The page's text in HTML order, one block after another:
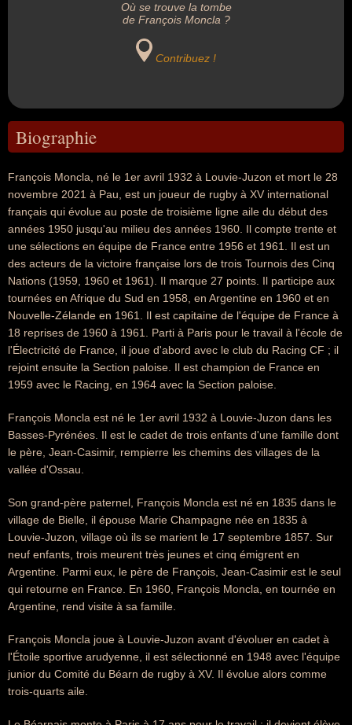
Où se trouve la tombe
de François Moncla ?
Contribuez !
Biographie
François Moncla, né le 1er avril 1932 à Louvie-Juzon et mort le 28
novembre 2021 à Pau, est un joueur de rugby à XV international
français qui évolue au poste de troisième ligne aile du début des
années 1950 jusqu'au milieu des années 1960. Il compte trente et
une sélections en équipe de France entre 1956 et 1961. Il est un
des acteurs de la victoire française lors de trois Tournois des Cinq
Nations (1959, 1960 et 1961). Il marque 27 points. Il participe aux
tournées en Afrique du Sud en 1958, en Argentine en 1960 et en
Nouvelle-Zélande en 1961. Il est capitaine de l'équipe de France à
18 reprises de 1960 à 1961. Parti à Paris pour le travail à l'école de
l'Électricité de France, il joue d'abord avec le club du Racing CF ; il
rejoint ensuite la Section paloise. Il est champion de France en
1959 avec le Racing, en 1964 avec la Section paloise.
François Moncla est né le 1er avril 1932 à Louvie-Juzon dans les
Basses-Pyrénées. Il est le cadet de trois enfants d'une famille dont
le père, Jean-Casimir, rempierre les chemins des villages de la
vallée d'Ossau.
Son grand-père paternel, François Moncla est né en 1835 dans le
village de Bielle, il épouse Marie Champagne née en 1835 à
Louvie-Juzon, village où ils se marient le 17 septembre 1857. Sur
neuf enfants, trois meurent très jeunes et cinq émigrent en
Argentine. Parmi eux, le père de François, Jean-Casimir est le seul
qui retourne en France. En 1960, François Moncla, en tournée en
Argentine, rend visite à sa famille.
François Moncla joue à Louvie-Juzon avant d'évoluer en cadet à
l'Étoile sportive arudyenne, il est sélectionné en 1948 avec l'équipe
junior du Comité du Béarn de rugby à XV. Il évolue alors comme
trois-quarts aile.